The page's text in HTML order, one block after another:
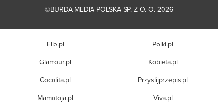
©BURDA MEDIA POLSKA SP. Z O. O. 2026
Elle.pl
Glamour.pl
Cocolita.pl
Mamotoja.pl
Polki.pl
Kobieta.pl
Przyslijprzepis.pl
Viva.pl